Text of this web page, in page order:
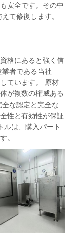
安全です。その中
て修復します。
格にあると強く信
者である当社
ています。 原材
が複数の権威ある
な認定と完全な
性と有効性が保証
ルは、購入パート
。